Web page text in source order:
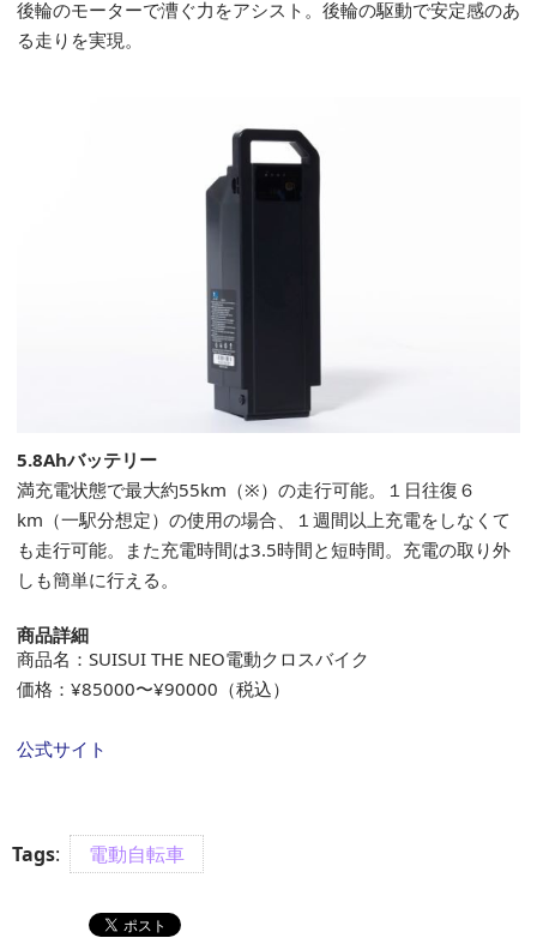
後輪のモーターで漕ぐ力をアシスト。後輪の駆動で安定感のあ
る走りを実現。
5.8Ahバッテリー
満充電状態で最大約55km（※）の走行可能。１日往復６
km（一駅分想定）の使用の場合、１週間以上充電をしなくて
も走行可能。また充電時間は3.5時間と短時間。充電の取り外
しも簡単に行える。
商品詳細
商品名：SUISUI THE NEO電動クロスバイク
価格：¥85000〜¥90000（税込）
公式サイト
Tags: 電動自転車